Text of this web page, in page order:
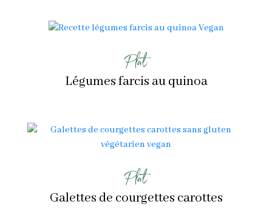
Plat
Légumes farcis au quinoa
Plat
Galettes de courgettes carottes